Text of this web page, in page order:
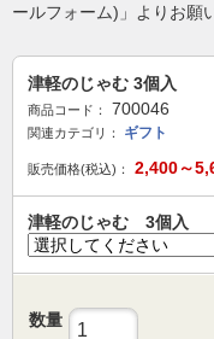
ールフォーム)」よりお願
津軽のじゃむ 3個入
商品コード： 700046
関連カテゴリ： ギフト
販売価格(税込)： 2,400～
津軽のじゃむ 3個入
数量